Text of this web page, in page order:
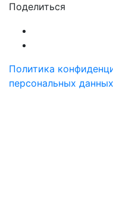
Поделиться
Политика
персональных данных